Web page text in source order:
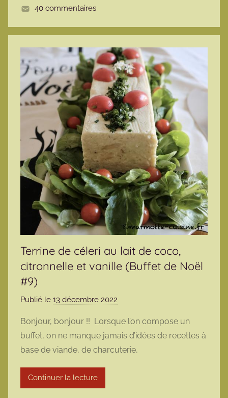
e
40 commentaires
Terrine de céleri au lait de coco,
citronnelle et vanille (Buffet de Noël
#9)
Publié le 13 décembre 2022
r
m
a
Bonjour, bonjour !! Lorsque l’on compose un
buffet, on ne manque jamais d’idées de recettes à
base de viande, de charcuterie,
Continuer la lecture